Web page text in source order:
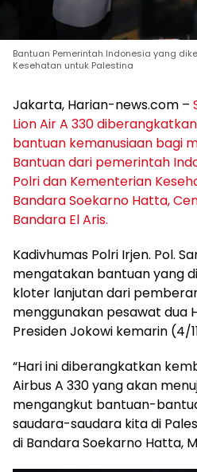
Bantuan Pemerintah Indonesia yang
Kesehatan untuk Palestina
Jakarta, Harian-news.com –
Lion Air A 330
bantuan kemanusiaan bagi
Bantuan dari pemerintah
Polri dan Kementerian
Bandara Soekarno Hatta,
Bandara El Aris.
Kadivhumas Polri Irjen. Pol.
mengatakan bantuan yang
kloter lanjutan dari
menggunakan pesawat dua
Presiden Jokowi kemarin (4/
“Hari ini diberangkatkan
Airbus A 330 yang akan
mengangkut bantuan-
saudara-saudara kita di
di Bandara Soekarno Hatta,